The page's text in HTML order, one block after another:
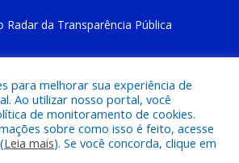
Radar da Transparência Pública
a Prefeitura Municipal de Cachoeira
do Piriá
para melhorar sua experiência de
Ao utilizar nosso portal, você
de monitoramento de cookies.
sobre como isso é feito, acesse
Leia mais). Se você concorda, clique em